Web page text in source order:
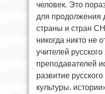
человек. Это
для продолжения
страны и стран
никогда никто не
учителей
преподавателей
развитие
культуры.